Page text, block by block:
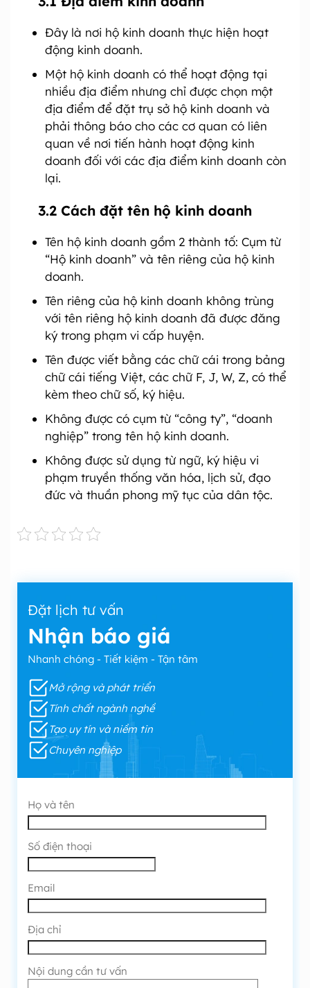
Đây là nơi hộ kinh doanh thực hiện hoạt
động kinh doanh.
Một hộ kinh doanh có thể hoạt động tại
nhiều địa điểm nhưng chỉ được chọn một
địa điểm để đặt trụ sở hộ kinh doanh và
phải thông báo cho các cơ quan có liên
quan về nơi tiến hành hoạt động kinh
doanh đối với các địa điểm kinh doanh còn
lại.
3.2 Cách đặt tên hộ kinh doanh
Tên hộ kinh doanh gồm 2 thành tố: Cụm từ
“Hộ kinh doanh” và tên riêng của hộ kinh
doanh.
Tên riêng của hộ kinh doanh không trùng
với tên riêng hộ kinh doanh đã được đăng
ký trong phạm vi cấp huyện.
Tên được viết bằng các chữ cái trong bảng
chữ cái tiếng Việt, các chữ F, J, W, Z, có thể
kèm theo chữ số, ký hiệu.
Không được có cụm từ “công ty”, “doanh
nghiệp” trong tên hộ kinh doanh.
Không được sử dụng từ ngữ, ký hiệu vi
phạm truyền thống văn hóa, lịch sử, đạo
đức và thuần phong mỹ tục của dân tộc.
Đặt lịch tư vấn
Nhận báo giá
Nhanh chóng - Tiết kiệm - Tận tâm
Mở rộng và phát triển
Tính chất ngành nghề
Tạo uy tín và niềm tin
Chuyên nghiệp
Họ và tên
Số điện thoại
Email
Địa chỉ
Nội dung cần tư vấn